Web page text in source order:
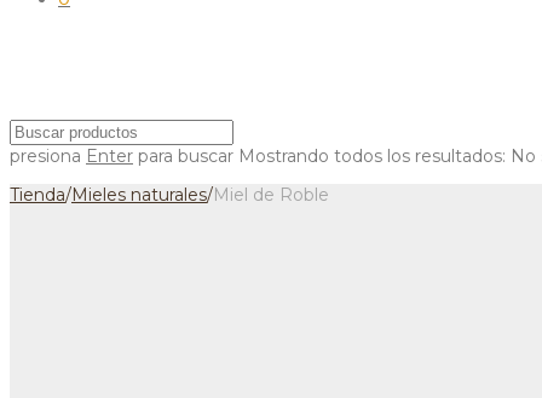
presiona Enter para buscar Mostrando todos los resultados: No
Tienda/Mieles naturales/Miel de Roble